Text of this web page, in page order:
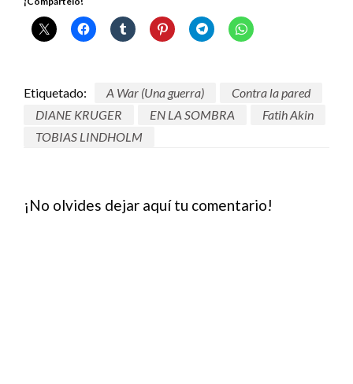
Etiquetado: A War (Una guerra)
Contra la pared
DIANE KRUGER
EN LA SOMBRA
Fatih Akin
TOBIAS LINDHOLM
¡No olvides dejar aquí tu comentario!